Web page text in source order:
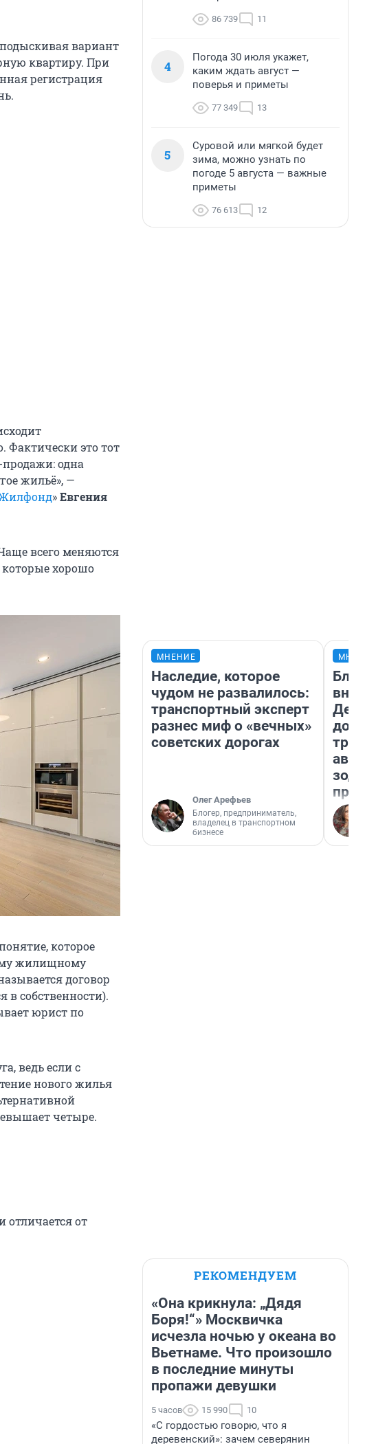
вариант
квартиру. При
регистрация
Фактически это тот
одна
жильё», —
»Евгения
всего меняются
которые хорошо
которое
жилищному
договор
в собственности).
юрист по
ведь если с
нового жилья
четыре.
отличается от
86 739 11
4
Погода 30 июля укажет,
каким ждать август —
поверья и приметы
77 349 13
5
Суровой или мягкой будет
зима, можно узнать по
погоде 5 августа — важные
приметы
76 613 12
МНЕНИЕ
Наследие, которое
чудом не развалилось:
транспортный эксперт
разнес миф о «вечных»
советских дорогах
Олег Арефьев
Блогер, предприниматель,
владелец в транспортном
бизнесе
РЕКОМЕНДУЕМ
«Она крикнула: „Дядя
Боря!“» Москвичка
исчезла ночью у океана во
Вьетнаме. Что произошло
в последние минуты
пропажи девушки
5 часов 15 990 10
«С гордостью говорю, что я
деревенский»: зачем северянин